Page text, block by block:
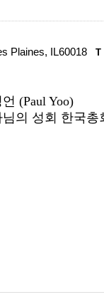
Plaines, IL60018 T
(Paul Yoo)
님의 성회 한국총